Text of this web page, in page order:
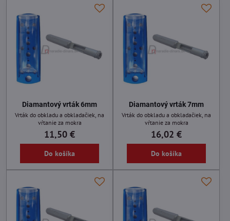
Diamantový vrták 6mm
Vrták do obkladu a obkladačiek, na
vŕtanie za mokra
11,50 €
Do košíka
Diamantový vrták 7mm
Vrták do obkladu a obkladačiek, na
vŕtanie za mokra
16,02 €
Do košíka